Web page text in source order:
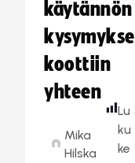
käytännön
koottiin
yhteen
Mika
Hilska
Lu
ku
ke